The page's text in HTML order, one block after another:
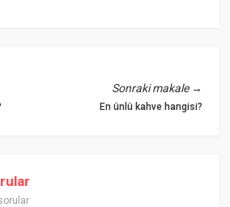
Sonraki makale→
En ünlü kahve hangisi?